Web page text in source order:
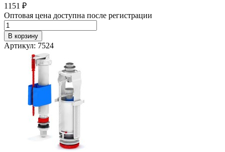
1151 ₽
Оптовая цена доступна после регистрации
В корзину
Артикул: 7524